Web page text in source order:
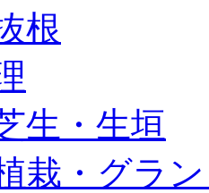
根
生・生垣
栽・グラ